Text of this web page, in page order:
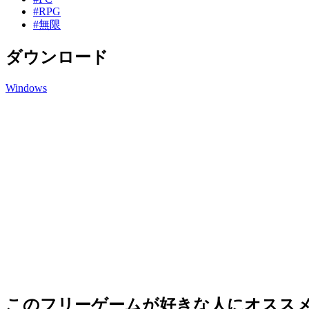
#RPG
#無限
ダウンロード
Windows
このフリーゲームが好きな人にオスス